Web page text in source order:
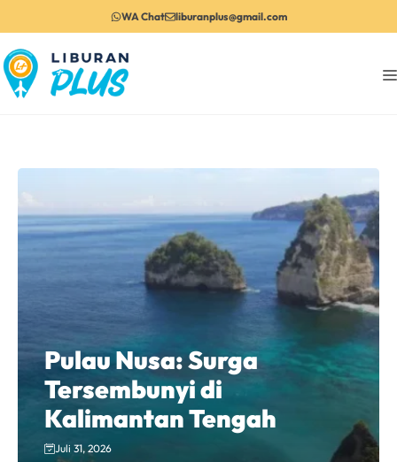
ke
isi
WA Chat liburanplus@gmail.com
Pulau Nusa: Surga
Tersembunyi di
Kalimantan Tengah
Juli 31, 2026